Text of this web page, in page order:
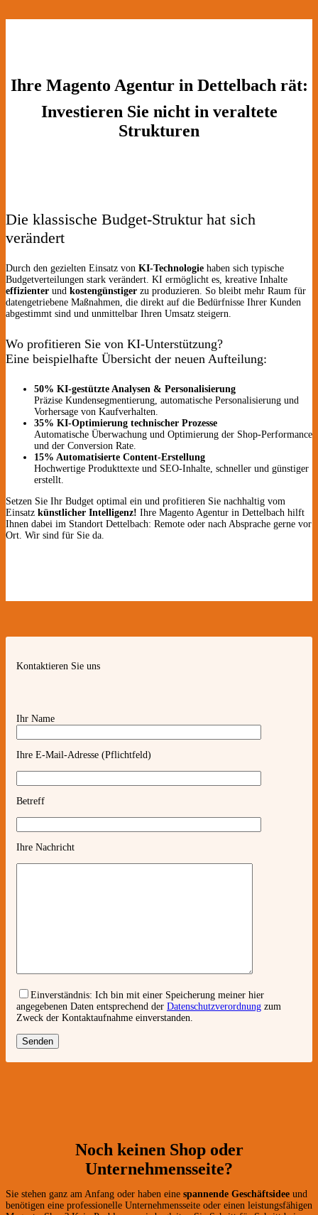
Ihre Magento Agentur in Dettelbach rät:
Investieren Sie nicht in veraltete
Strukturen
Die klassische Budget-Struktur hat sich
verändert
Durch den gezielten Einsatz von KI-Technologie haben sich typische
Budgetverteilungen stark verändert. KI ermöglicht es, kreative Inhalte
effizienter und kostengünstiger zu produzieren. So bleibt mehr Raum für
datengetriebene Maßnahmen, die direkt auf die Bedürfnisse Ihrer Kunden
abgestimmt sind und unmittelbar Ihren Umsatz steigern.
Wo profitieren Sie von KI-Unterstützung?
Eine beispielhafte Übersicht der neuen Aufteilung:
50% KI-gestützte Analysen & Personalisierung
Präzise Kundensegmentierung, automatische Personalisierung und
Vorhersage von Kaufverhalten.
35% KI-Optimierung technischer Prozesse
Automatische Überwachung und Optimierung der Shop-Performance
und der Conversion Rate.
15% Automatisierte Content-Erstellung
Hochwertige Produkttexte und SEO-Inhalte, schneller und günstiger
erstellt.
Setzen Sie Ihr Budget optimal ein und profitieren Sie nachhaltig vom
Einsatz künstlicher Intelligenz! Ihre Magento Agentur in Dettelbach hilft
Ihnen dabei im Standort Dettelbach: Remote oder nach Absprache gerne vor
Ort. Wir sind für Sie da.
Kontaktieren Sie uns
Ihr Name
Ihre E-Mail-Adresse (Pflichtfeld)
Betreff
Ihre Nachricht
Einverständnis: Ich bin mit einer Speicherung meiner hier
angegebenen Daten entsprechend der Datenschutzverordnung zum
Zweck der Kontaktaufnahme einverstanden.
Noch keinen Shop oder
Unternehmensseite?
Sie stehen ganz am Anfang oder haben eine spannende Geschäftsidee und
benötigen eine professionelle Unternehmensseite oder einen leistungsfähigen